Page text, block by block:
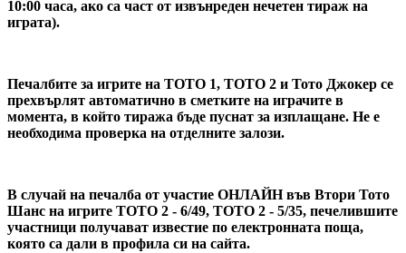
10:00 часа, ако са част от извънреден нечетен тираж на
играта).
Печалбите за игрите на ТОТО 1, ТОТО 2 и Тото Джокер се
прехвърлят автоматично в сметките на играчите в
момента, в който тиража бъде пуснат за изплащане. Не е
необходима проверка на отделните залози.
В случай на печалба от участие ОНЛАЙН във Втори Тото
Шанс на игрите ТОТО 2 - 6/49, ТОТО 2 - 5/35, печелившите
участници получават известие по електронната поща,
която са дали в профила си на сайта.